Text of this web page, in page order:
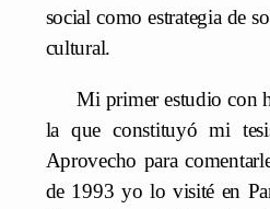
social como estrategia de
cultural.
Mi primer estudio con
la que constituyó mi
Aprovecho para
de 1993 yo lo visité en